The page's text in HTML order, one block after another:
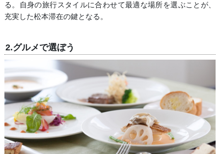
る。自身の旅行スタイルに合わせて最適な場所を選ぶことが、
充実した松本滞在の鍵となる。
2.グルメで選ぼう